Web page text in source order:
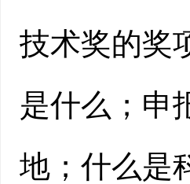
技术奖的奖
是什么；申
地；什么是